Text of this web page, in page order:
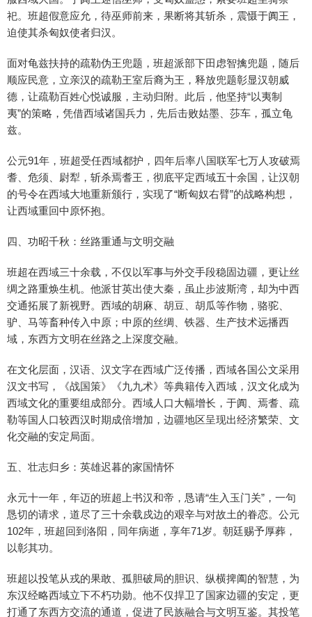
祀。班超假意应允，待巫师前来，果断将其斩杀，震慑于阗王，
迫使其杀匈奴使者归汉。
面对龟兹扶持的疏勒伪王兜题，班超派部下田虑智擒兜题，随后
顺应民意，立亲汉的疏勒王室后裔为王，释放兜题彰显汉朝威
德，让疏勒百姓心悦诚服，主动归附。此后，他坚持“以夷制
夷”的策略，凭借西域诸国兵力，先后击败姑墨、莎车，孤立龟
兹。
公元91年，班超受任西域都护，四年后率八国联军七万人攻破焉
耆、危须、尉犁，斩杀焉耆王，彻底平定西域五十余国，让汉朝
的号令在西域大地重新颁行，实现了“断匈奴右臂”的战略构想，
让西域重回中原怀抱。
四、功昭千秋：丝路重通与文明交融
班超在西域三十余载，不仅以军事与外交手段稳固边疆，更让丝
绸之路重焕生机。他派甘英出使大秦，虽止步波斯湾，却为中西
交通拓展了新视野。西域的胡麻、胡豆、胡瓜等作物，骆驼、
驴、马等畜种传入中原；中原的丝绸、铁器、生产技术远播西
域，东西方文明在丝路之上深度交融。
在文化层面，汉语、汉文字在西域广泛传播，西域各国公文采用
汉文书写，《战国策》《九九术》等典籍传入西域，汉文化成为
西域文化的重要组成部分。西域人口大幅增长，于阗、焉耆、疏
勒等国人口较西汉时期成倍增加，边疆地区呈现出经济繁荣、文
化交融的安定局面。
五、壮志归乡：英雄迟暮的家国情怀
永元十一年，年迈的班超上书汉和帝，恳请“生入玉门关”，一句
恳切的请求，道尽了三十余载戍边的艰辛与对故土的眷恋。公元
102年，班超回到洛阳，同年病逝，享年71岁。朝廷赐予厚葬，
以彰其功。
班超以投笔从戎的果敢、孤胆破局的胆识、纵横捭阖的智慧，为
东汉经略西域立下不朽功勋。他不仅捍卫了国家边疆的安定，更
打通了东西方交流的通道，促进了民族融合与文明互鉴。其投笔